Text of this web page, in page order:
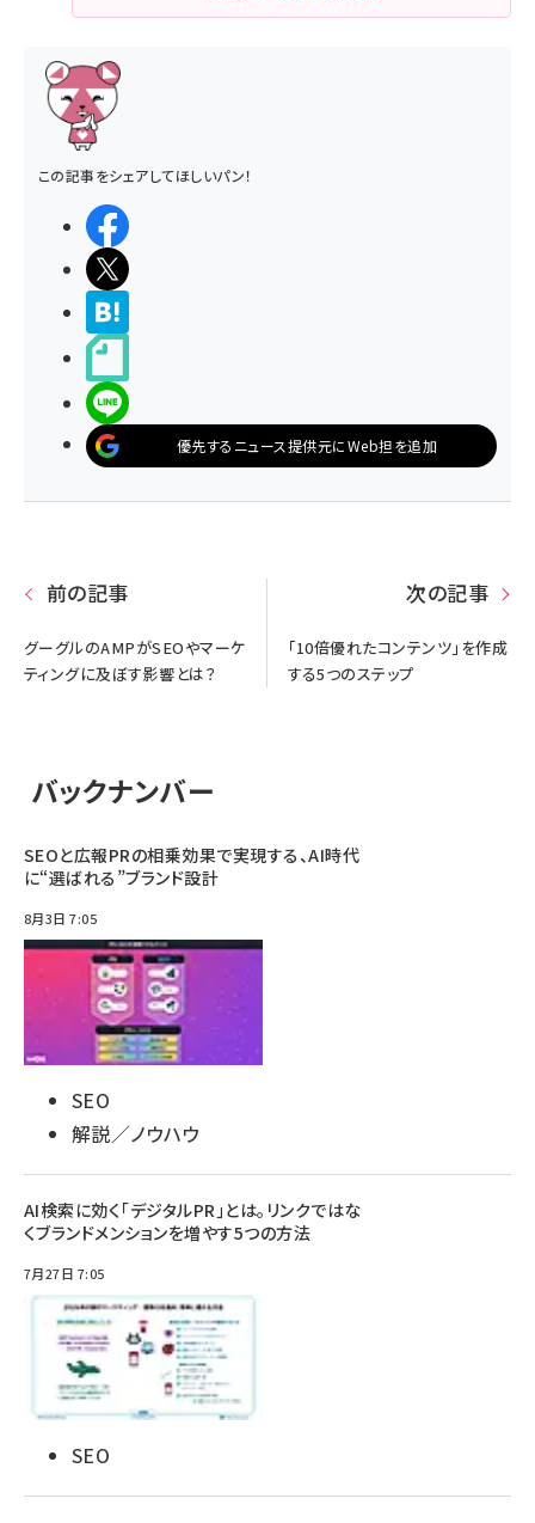
この記事をシェアしてほしいパン！
優先するニュース提供元にWeb担を追加
前の記事
グーグルのAMPがSEOやマーケ
ティングに及ぼす影響とは？
次の記事
「10倍優れたコンテンツ」を作成
する5つのステップ
バックナンバー
SEOと広報PRの相乗効果で実現する、AI時代
に“選ばれる”ブランド設計
8月3日 7:05
SEO
解説／ノウハウ
AI検索に効く「デジタルPR」とは。リンクではな
くブランドメンションを増やす5つの方法
7月27日 7:05
SEO